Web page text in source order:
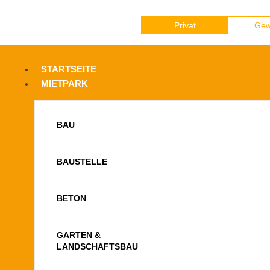
Privat
STARTSEITE
MIETPARK
BAU
BAUSTELLE
BETON
GARTEN &
LANDSCHAFTSBAU